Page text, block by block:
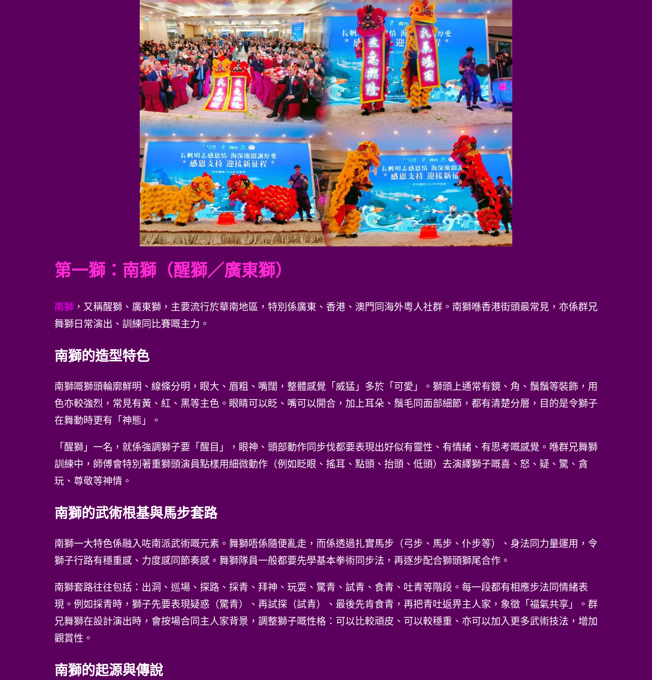
第一獅：南獅（醒獅／廣東獅）
南獅 ，又稱醒獅、廣東獅，主要流行於華南地區，特別係廣東、香港、澳門同海外粵人社群。南獅喺香港街頭最常見，亦係群兄
舞獅日常演出、訓練同比賽嘅主力。
南獅的造型特色
南獅嘅獅頭輪廓鮮明、線條分明，眼大、眉粗、嘴闊，整體感覺「威猛」多於「可愛」。獅頭上通常有鏡、角、鬚鬚等裝飾，用
色亦較強烈，常見有黃、紅、黑等主色。眼睛可以眨、嘴可以開合，加上耳朵、鬚毛同面部細節，都有清楚分層，目的是令獅子
在舞動時更有「神態」。
「醒獅」一名，就係強調獅子要「醒目」，眼神、頭部動作同步伐都要表現出好似有靈性、有情緒、有思考嘅感覺。喺群兄舞獅
訓練中，師傅會特別著重獅頭演員點樣用細微動作（例如眨眼、搖耳、點頭、抬頭、低頭）去演繹獅子嘅喜、怒、疑、驚、貪
玩、尊敬等神情。
南獅的武術根基與馬步套路
南獅一大特色係融入咗南派武術嘅元素。舞獅唔係隨便亂走，而係透過扎實馬步（弓步、馬步、仆步等）、身法同力量運用，令
獅子行路有穩重感、力度感同節奏感。舞獅隊員一般都要先學基本拳術同步法，再逐步配合獅頭獅尾合作。
南獅套路往往包括：出洞、巡場、探路、採青、拜神、玩耍、驚青、試青、食青、吐青等階段。每一段都有相應步法同情緒表
現。例如採青時，獅子先要表現疑惑（驚青）、再試探（試青）、最後先肯食青，再把青吐返畀主人家，象徵「福氣共享」。群
兄舞獅在設計演出時，會按場合同主人家背景，調整獅子嘅性格：可以比較頑皮、可以較穩重、亦可以加入更多武術技法，增加
觀賞性。
南獅的起源與傳說